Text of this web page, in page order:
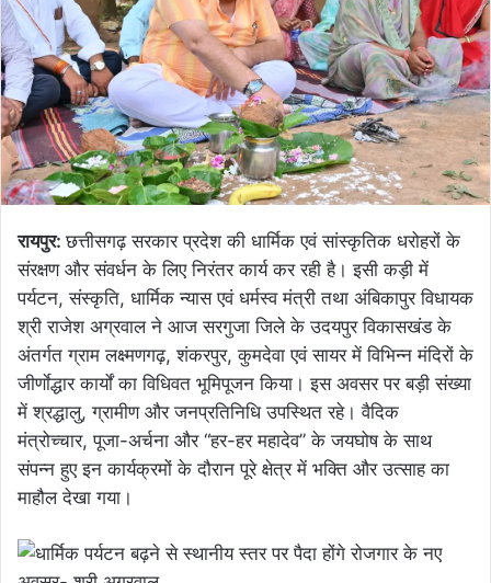
रायपुर:छत्तीसगढ़ सरकार प्रदेश की धार्मिक एवं सांस्कृतिक धरोहरों के
संरक्षण और संवर्धन के लिए निरंतर कार्य कर रही है। इसी कड़ी में
पर्यटन, संस्कृति, धार्मिक न्यास एवं धर्मस्व मंत्री तथा अंबिकापुर विधायक
श्री राजेश अग्रवाल ने आज सरगुजा जिले के उदयपुर विकासखंड के
अंतर्गत ग्राम लक्ष्मणगढ़, शंकरपुर, कुमदेवा एवं सायर में विभिन्न मंदिरों के
जीर्णाेद्धार कार्यों का विधिवत भूमिपूजन किया। इस अवसर पर बड़ी संख्या
में श्रद्धालु, ग्रामीण और जनप्रतिनिधि उपस्थित रहे। वैदिक
मंत्रोच्चार, पूजा-अर्चना और “हर-हर महादेव” के जयघोष के साथ
संपन्न हुए इन कार्यक्रमों के दौरान पूरे क्षेत्र में भक्ति और उत्साह का
माहौल देखा गया।